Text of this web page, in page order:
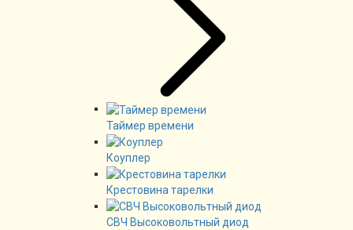
Таймер времени
Коуплер
Крестовина тарелки
СВЧ Высоковольтный диод